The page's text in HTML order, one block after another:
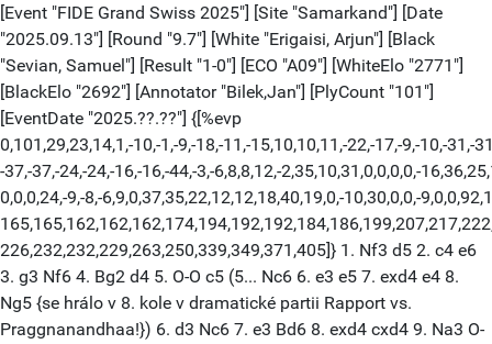
[Event "FIDE Grand Swiss 2025"] [Site "Samarkand"] [Date
"2025.09.13"] [Round "9.7"] [White "Erigaisi, Arjun"] [Black
"Sevian, Samuel"] [Result "1-0"] [ECO "A09"] [WhiteElo "2771"]
[BlackElo "2692"] [Annotator "Bilek,Jan"] [PlyCount "101"]
[EventDate "2025.??.??"] {[%evp
0,101,29,23,14,1,-10,-1,-9,-18,-11,-15,10,10,11,-22,-17,-9,-10,-31,-
-37,-37,-24,-24,-16,-16,-44,-3,-6,8,8,12,-2,35,10,31,0,0,0,0,-
0,0,0,24,-9,-8,-6,9,0,37,35,22,12,12,18,40,19,0,-10,30,0,0,-
226,232,232,229,263,250,339,349,371,405]} 1. Nf3 d5 2. c4 e6
3. g3 Nf6 4. Bg2 d4 5. O-O c5 (5... Nc6 6. e3 e5 7. exd4 e4 8.
Ng5 {se hrálo v 8. kole v dramatické partii Rapport vs.
Praggnanandhaa!}) 6. d3 Nc6 7. e3 Bd6 8. exd4 cxd4 9. Na3 O-